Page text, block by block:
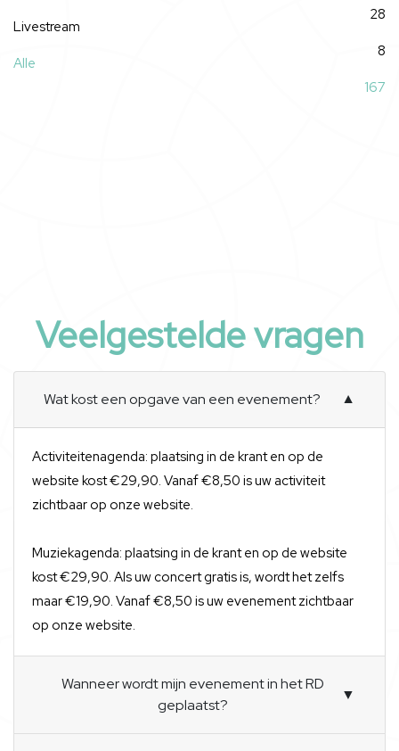
28
Livestream
8
Alle
167
Veelgestelde vragen
Wat kost een opgave van een evenement? ▼
Activiteitenagenda: plaatsing in de krant en op de
website kost €29,90. Vanaf €8,50 is uw activiteit
zichtbaar op onze website.
Muziekagenda: plaatsing in de krant en op de website
kost €29,90. Als uw concert gratis is, wordt het zelfs
maar €19,90. Vanaf €8,50 is uw evenement zichtbaar
op onze website.
Wanneer wordt mijn evenement in het RD
geplaatst?
▼